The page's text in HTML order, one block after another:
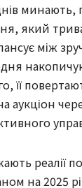
минають,
який
між
її
аукціон
реалії
на 2025